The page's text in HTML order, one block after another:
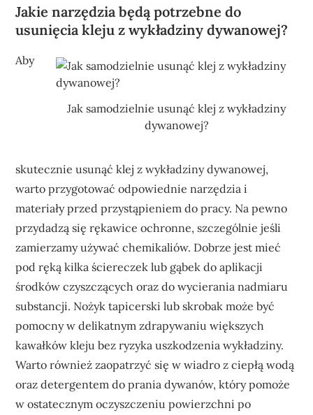
Jakie narzędzia będą potrzebne do
usunięcia kleju z wykładziny dywanowej?
Jak samodzielnie usunąć klej z wykładziny
dywanowej?
Aby
skutecznie usunąć klej z wykładziny dywanowej,
warto przygotować odpowiednie narzędzia i
materiały przed przystąpieniem do pracy. Na pewno
przydadzą się rękawice ochronne, szczególnie jeśli
zamierzamy używać chemikaliów. Dobrze jest mieć
pod ręką kilka ściereczek lub gąbek do aplikacji
środków czyszczących oraz do wycierania nadmiaru
substancji. Nożyk tapicerski lub skrobak może być
pomocny w delikatnym zdrapywaniu większych
kawałków kleju bez ryzyka uszkodzenia wykładziny.
Warto również zaopatrzyć się w wiadro z ciepłą wodą
oraz detergentem do prania dywanów, który pomoże
w ostatecznym oczyszczeniu powierzchni po